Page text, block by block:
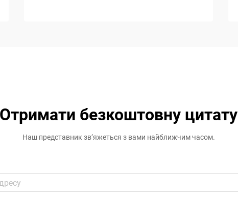
Отримати безкоштовну цитату
Наш представник зв’яжеться з вами найближчим часом.